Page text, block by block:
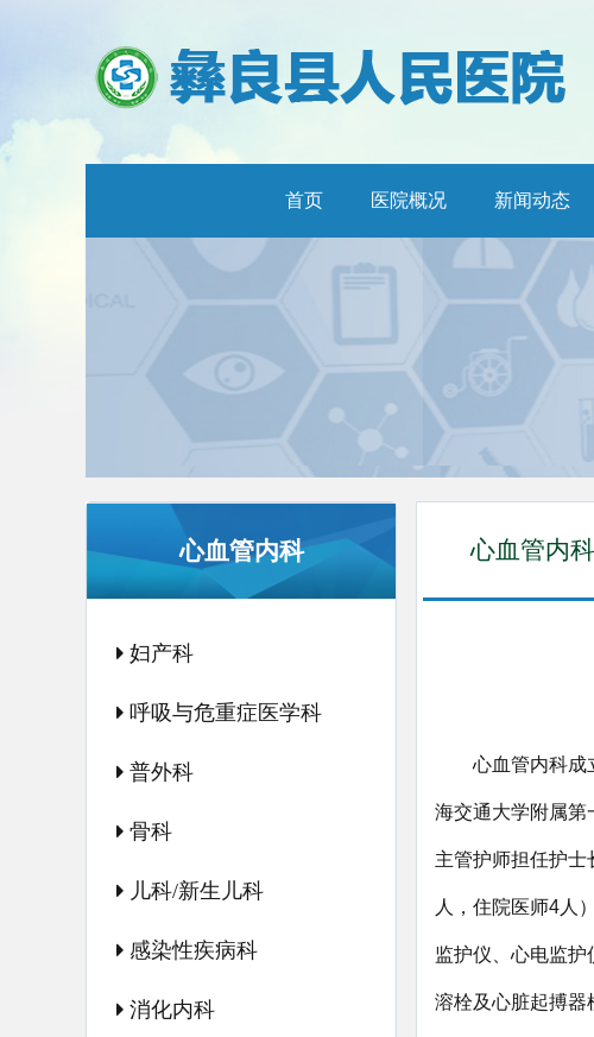
首页 医院概况 新闻动态
心血管内科
妇产科
呼吸与危重症医学科
普外科
骨科
儿科/新生儿科
感染性疾病科
消化内科
心血管内科
心血管内科成
海交通大学附属第
主管护师担任护
人，住院医师4人
监护仪、心电监
溶栓及心脏起搏器